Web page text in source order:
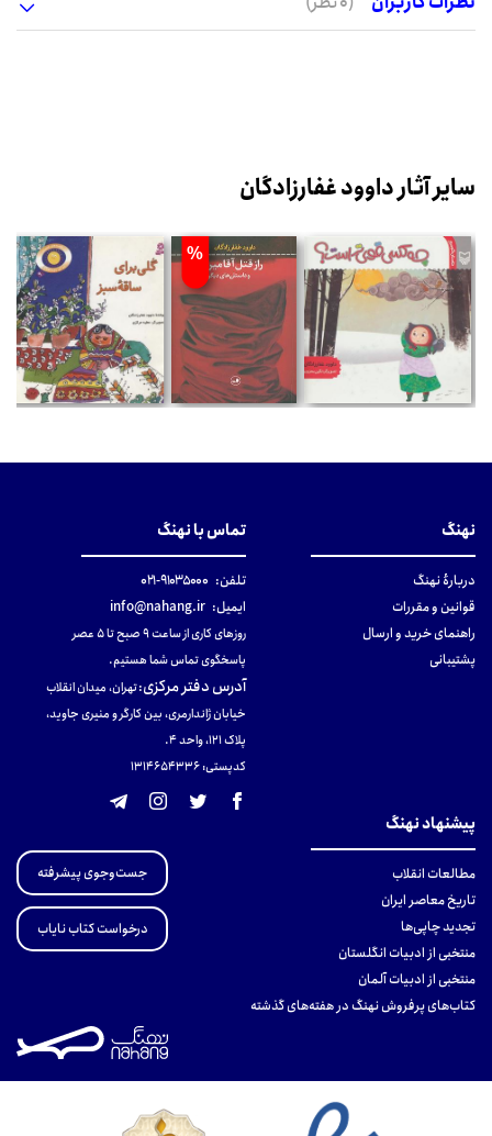
سایر آثار داوود غفارزادگان
%
نهنگ
دربارهٔ نهنگ
قوانین و مقررات
راهنمای خرید و ارسال
پشتیبانی
تماس با نهنگ
تلفن: ۹۱۰۳۵۰۰۰-۰۲۱
ایمیل: info@nahang.ir
روزهای کاری از ساعت ۹ صبح تا ۵ عصر
پاسخگوی تماس شما هستیم.
آدرس دفتر مرکزی:تهران، میدان انقلاب
خیابان ژاندارمری، بین کارگر و منیری جاوید،
پلاک 121، واحد ۴.
کدپستی: 131465433۶
پیشنهاد نهنگ
مطالعات انقلاب
تاریخ معاصر ایران
تجدید چاپی‌ها
منتخبی از ادبیات انگلستان
منتخبی از ادبیات آلمان
کتاب‌های پرفروش نهنگ در هفته‌های گذشته
جست‌وجوی پیشرفته
درخواست کتاب نایاب